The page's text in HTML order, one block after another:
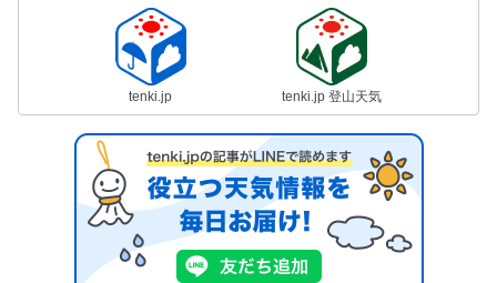
tenki.jp tenki.jp 登山天気